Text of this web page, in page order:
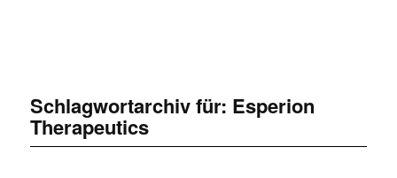
Schlagwortarchiv für: Esperion
Therapeutics